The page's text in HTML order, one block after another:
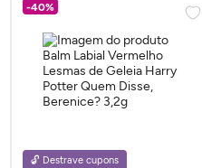
-40%
🔓 Destrave cupons